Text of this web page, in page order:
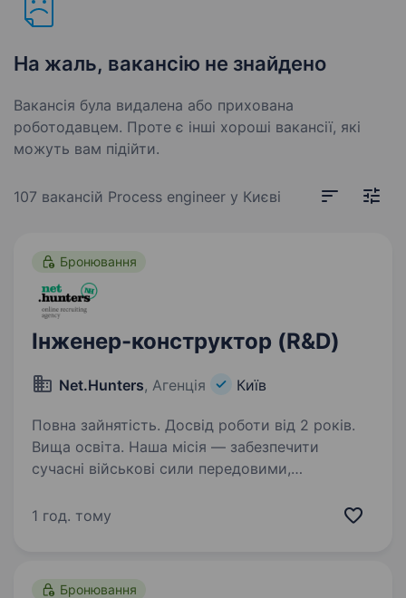
На жаль, вакансію не знайдено
Вакансія була видалена або прихована
роботодавцем. Проте є інші хороші вакансії, які
можуть вам підійти.
107 вакансій Process engineer у Києві
Бронювання
Інженер-конструктор (R&D)
Net.Hunters, Агенція Київ
Повна зайнятість. Досвід роботи від 2 років.
Вища освіта. Наша місія — забезпечити
сучасні військові сили передовими,
дозволяють найкраще використовувати
1 год. тому
Бронювання